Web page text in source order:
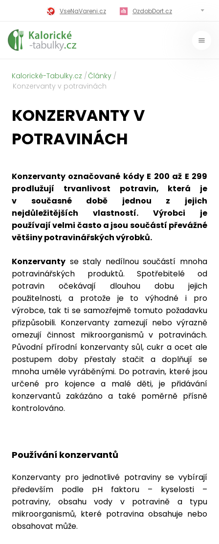
VseNaVareni.cz OzdobDort.cz
MilujiVareni.cz
MilujiCokoladu.cz
MilujiZmrzlinu.cz Kaloricke-tabulky.cz
Kalorické-Tabulky.cz
Články
Konzervanty v potravinách
KONZERVANTY V
POTRAVINÁCH
Konzervanty označované kódy E 200 až E 299
prodlužují trvanlivost potravin, která je
v současné době jednou z jejich
nejdůležitějších vlastností. Výrobci je
používají velmi často a jsou součástí převážné
většiny potravinářských výrobků.
Konzervanty se staly nedílnou součástí mnoha
potravinářských produktů. Spotřebitelé od
potravin očekávají dlouhou dobu jejich
použitelnosti, a protože je to výhodné i pro
výrobce, tak ti se samozřejmě tomuto požadavku
přizpůsobili. Konzervanty zamezují nebo výrazně
omezují činnost mikroorganismů v potravinách.
Původní přírodní konzervanty sůl, cukr a ocet ale
postupem doby přestaly stačit a doplňují se
mnoha uměle vyráběnými. Do potravin, které jsou
určené pro kojence a malé děti, je přidávání
konzervantů zakázáno a také poměrně přísně
kontrolováno.
Používání konzervantů
Konzervanty pro jednotlivé potraviny se vybírají
především podle pH faktoru – kyselosti –
potraviny, obsahu vody v potravině a typu
mikroorganismů, které potravina obsahuje nebo
obsahovat může.